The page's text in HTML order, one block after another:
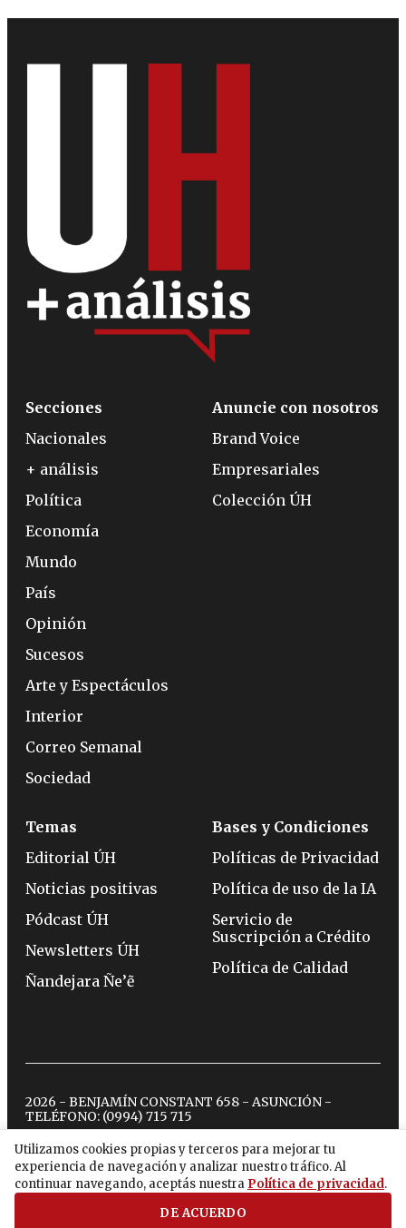
Utilizamos cookies propias y terceros para mejorar tu
experiencia de navegación y analizar nuestro tráfico. Al
continuar navegando, aceptás nuestra Política de privacidad.
DE ACUERDO
Secciones
Nacionales
+ análisis
Política
Economía
Mundo
País
Opinión
Sucesos
Arte y Espectáculos
Interior
Correo Semanal
Sociedad
Anuncie con nosotros
Brand Voice
Empresariales
Colección ÚH
Temas
Editorial ÚH
Noticias positivas
Pódcast ÚH
Newsletters ÚH
Ñandejara Ñe’ẽ
Bases y Condiciones
Políticas de Privacidad
Política de uso de la IA
Servicio de
Suscripción a Crédito
Política de Calidad
2026 - BENJAMÍN CONSTANT 658 - ASUNCIÓN -
TELÉFONO: (0994) 715 715
twitterinstagram
facebook
tiktokyoutubespotify